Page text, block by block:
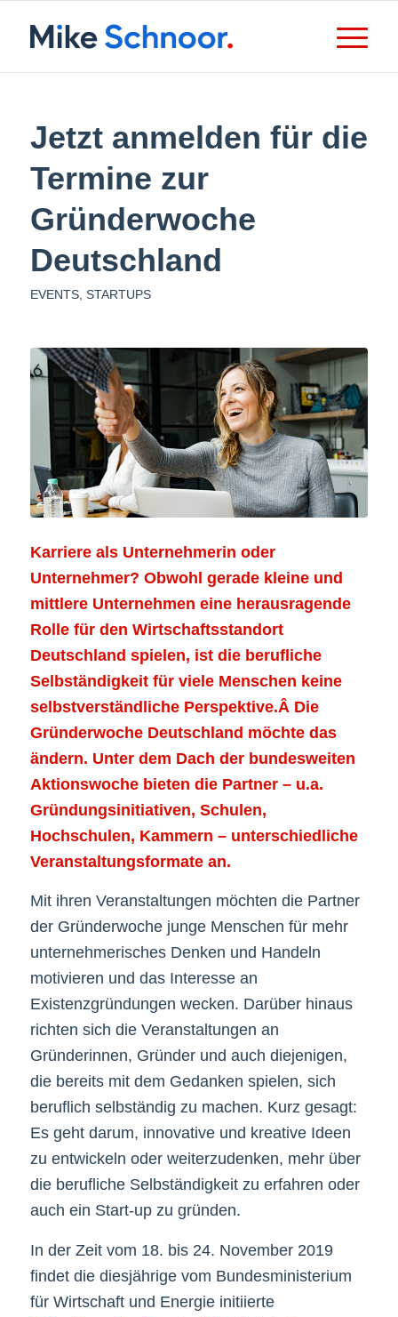
Jetzt anmelden für die
Termine zur
Gründerwoche
Deutschland
EVENTS, STARTUPS
Karriere als Unternehmerin oder
Unternehmer? Obwohl gerade kleine und
mittlere Unternehmen eine herausragende
Rolle für den Wirtschaftsstandort
Deutschland spielen, ist die berufliche
Selbständigkeit für viele Menschen keine
selbstverständliche Perspektive.Â Die
Gründerwoche Deutschland möchte das
ändern. Unter dem Dach der bundesweiten
Aktionswoche bieten die Partner – u.a.
Gründungsinitiativen, Schulen,
Hochschulen, Kammern – unterschiedliche
Veranstaltungsformate an.
Mit ihren Veranstaltungen möchten die Partner
der Gründerwoche junge Menschen für mehr
unternehmerisches Denken und Handeln
motivieren und das Interesse an
Existenzgründungen wecken. Darüber hinaus
richten sich die Veranstaltungen an
Gründerinnen, Gründer und auch diejenigen,
die bereits mit dem Gedanken spielen, sich
beruflich selbständig zu machen. Kurz gesagt:
Es geht darum, innovative und kreative Ideen
zu entwickeln oder weiterzudenken, mehr über
die berufliche Selbständigkeit zu erfahren oder
auch ein Start-up zu gründen.
In der Zeit vom 18. bis 24. November 2019
findet die diesjährige vom Bundesministerium
für Wirtschaft und Energie initiierte